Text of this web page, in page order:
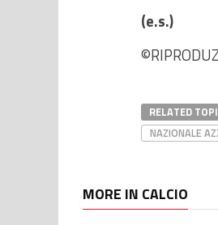
(e.s.)
RELATED
NAZIONALE
MORE IN CALCIO